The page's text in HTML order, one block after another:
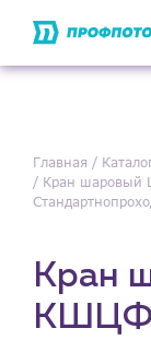
Главная
Кран шаровый
Кран
КШЦФ